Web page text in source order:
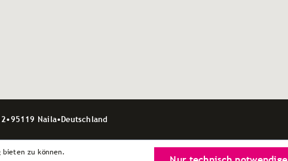
•95119 Naila•Deutschland
bieten zu können.